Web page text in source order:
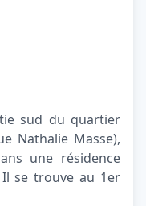
sud du quartier
Nathalie Masse),
une résidence
se trouve au 1er